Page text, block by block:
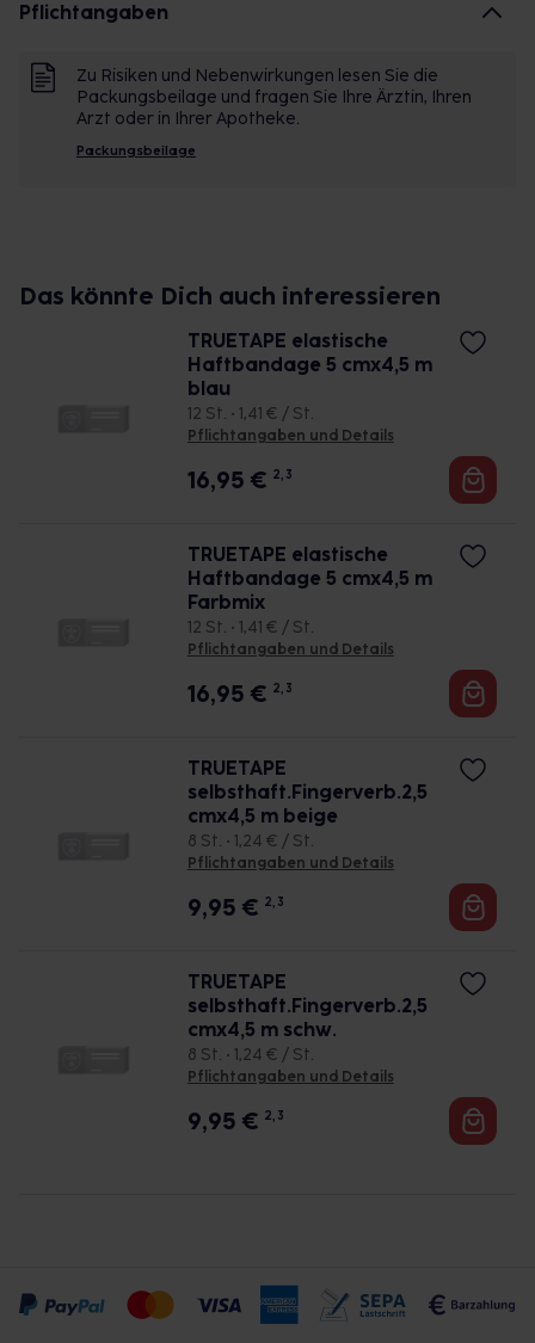
Pflichtangaben
Zu Risiken und Nebenwirkungen lesen Sie die
Packungsbeilage und fragen Sie Ihre Ärztin, Ihren
Arzt oder in Ihrer Apotheke.
Packungsbeilage
Das könnte Dich auch interessieren
TRUETAPE elastische
Haftbandage 5 cmx4,5 m
blau
12 St. • 1,41 € / St.
Pflichtangaben und Details
16,95 € 2, 3
TRUETAPE elastische
Haftbandage 5 cmx4,5 m
Farbmix
12 St. • 1,41 € / St.
Pflichtangaben und Details
16,95 € 2, 3
TRUETAPE
selbsthaft.Fingerverb.2,5
cmx4,5 m beige
8 St. • 1,24 € / St.
Pflichtangaben und Details
9,95 € 2, 3
TRUETAPE
selbsthaft.Fingerverb.2,5
cmx4,5 m schw.
8 St. • 1,24 € / St.
Pflichtangaben und Details
9,95 € 2, 3